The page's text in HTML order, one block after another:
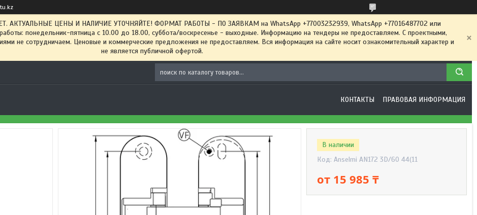
АКТУАЛЬНЫЕ ЦЕНЫ И НАЛИЧИЕ УТОЧНЯЙТЕ! ФОРМАТ РАБОТЫ - ПО ЗАЯВКАМ на WhatsApp +77003232939, WhatsApp +77016487702 или
понедельник-пятница с 10.00 до 18.00, суббота/воскресенье - выходные. Информацию на тендеры не предоставляем. С проектными,
не сотрудничаем. Ценовые и коммерческие предложения не предоставляем. Вся информация на сайте носит ознакомительный характер и
не является публичной офертой.
КОНТАКТЫ ПРАВОВАЯ ИНФОРМАЦИЯ
В наличии
Код: Anselmi AN172 3D/60 44(11
от 15 985 ₸